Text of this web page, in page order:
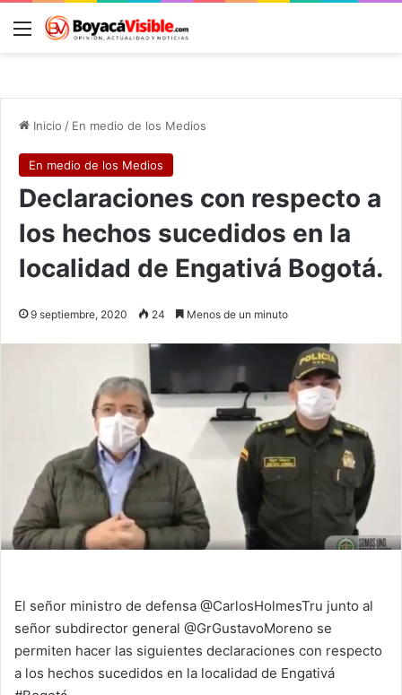
Menú
Inicio / En medio de los Medios
En medio de los Medios
Declaraciones con respecto a
los hechos sucedidos en la
localidad de Engativá Bogotá.
9 septiembre, 2020 24 Menos de un minuto
El señor ministro de defensa @CarlosHolmesTru junto al
señor subdirector general @GrGustavoMoreno se
permiten hacer las siguientes declaraciones con respecto
a los hechos sucedidos en la localidad de Engativá